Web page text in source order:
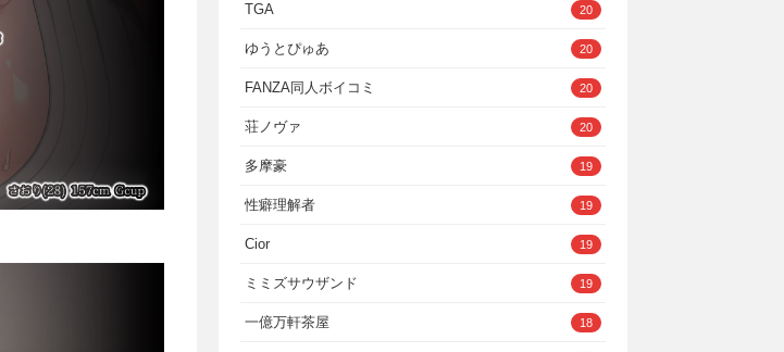
TGA 20
ゆうとぴゅあ 20
FANZA同人ボイコミ 20
荘ノヴァ 20
多摩豪 19
性癖理解者 19
Cior 19
ミミズサウザンド 19
一億万軒茶屋 18